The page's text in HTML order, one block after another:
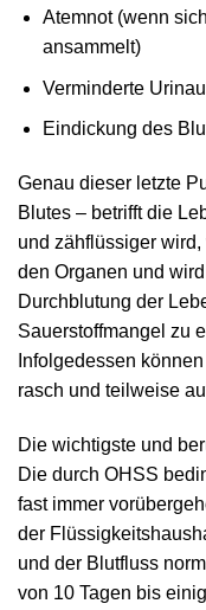
Atemnot (wenn
ansammelt)
Verminderte
Eindickung des
Genau dieser letzte
Blutes – betrifft die
und zähflüssiger
den Organen und
Durchblutung der
Sauerstoffmangel zu
Infolgedessen
rasch und teilweise
Die wichtigste und
Die durch OHSS
fast immer
der
und der Blutfluss
von 10 Tagen bis